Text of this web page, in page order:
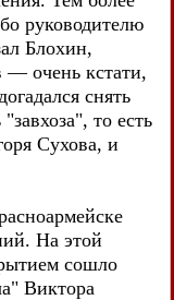
руководителю
Блохин,
— очень кстати,
снять
то есть
Сухова, и
На этой
сошло
Виктора